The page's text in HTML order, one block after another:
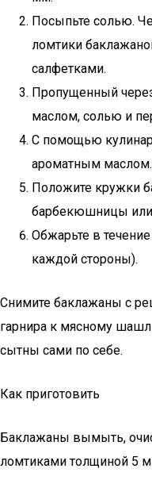
Посыпьте солью.
ломтики
салфетками.
Пропущенный
маслом, солью и
С помощью
ароматным маслом.
Положите кружки
барбекюшницы или
Обжарьте в
каждой стороны).
Снимите баклажаны с
гарнира к мясному
сытны сами по себе.
Как приготовить
Баклажаны вымыть,
ломтиками толщиной 5